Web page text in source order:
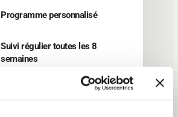
Programme personnalisé
Suivi régulier toutes les 8
semaines
App suivi sportif et nutrition